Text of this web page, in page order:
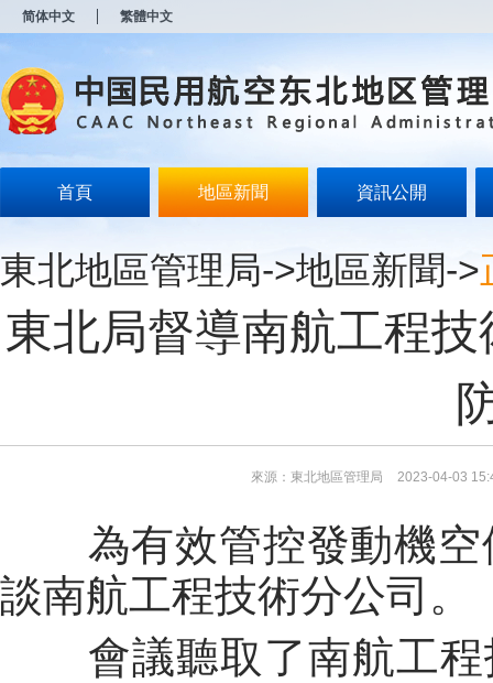
简体中文 繁體中文
首頁 地區新聞 資訊公開
東北地區管理局->地區新聞->
東北局督導南航工程
來源：東北地區管理局 2023-04-03
為有效管控發動機空
談南航工程技術分公司。
會議聽取了南航工程
开
无
障
说
Alt
加
浪
键
模